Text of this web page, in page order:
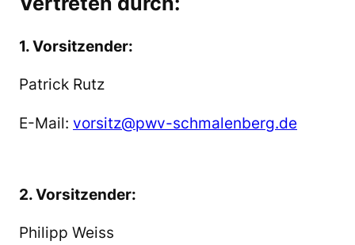
1. Vorsitzender:
Patrick Rutz
E-Mail: vorsitz@pwv-schmalenberg.de
2. Vorsitzender:
Philipp Weiss